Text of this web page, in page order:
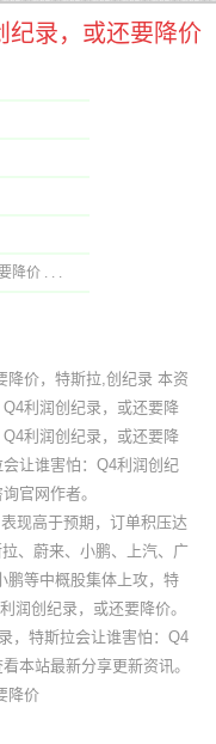
纪录，或还要降价
降价 . . .
降价，特斯拉,创纪录 本资
利润创纪录，或还要降
利润创纪录，或还要降
让谁害怕：Q4利润创纪
官网作者。
现高于预期，订单积压达
、蔚来、小鹏、上汽、广
鹏等中概股集体上攻，特
润创纪录，或还要降价。
，特斯拉会让谁害怕：Q4
本站最新分享更新资讯。
降价